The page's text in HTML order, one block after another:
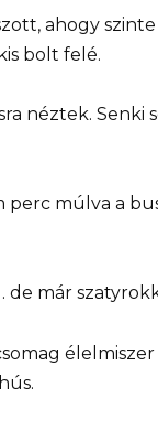
ahogy
bolt felé.
néztek. Senki
múlva a
de már